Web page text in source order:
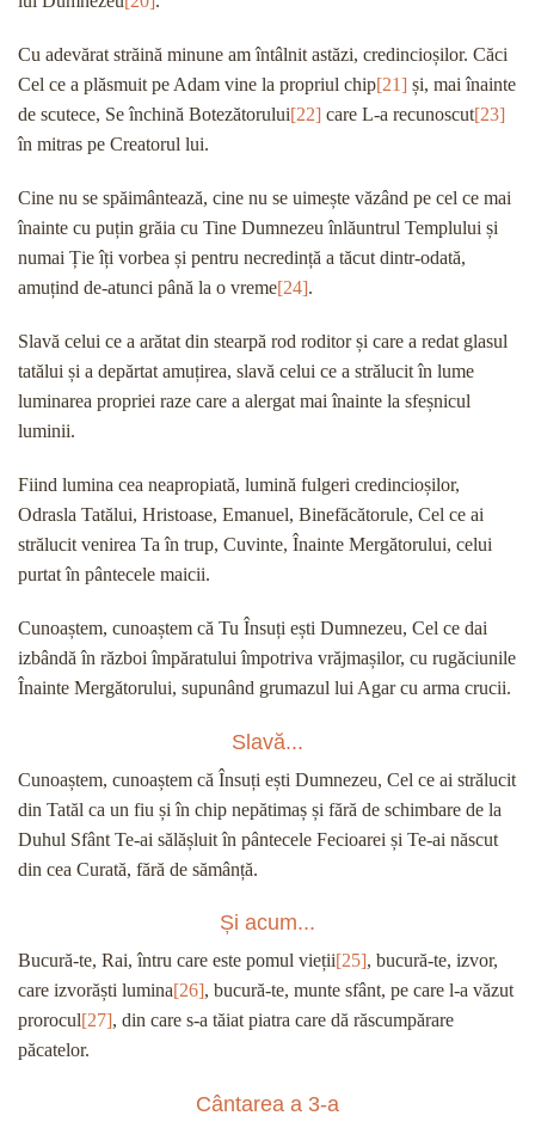
Cu adevărat străină minune am întâlnit astăzi, credincioșilor. Căci
Cel ce a plăsmuit pe Adam vine la propriul chip[21] și, mai înainte
de scutece, Se închină Botezătorului[22] care L-a recunoscut[23]
în mitras pe Creatorul lui.
Cine nu se spăimântează, cine nu se uimește văzând pe cel ce mai
înainte cu puțin grăia cu Tine Dumnezeu înlăuntrul Templului și
numai Ție îți vorbea și pentru necredință a tăcut dintr-odată,
amuțind de-atunci până la o vreme[24].
Slavă celui ce a arătat din stearpă rod roditor și care a redat glasul
tatălui și a depărtat amuțirea, slavă celui ce a strălucit în lume
luminarea propriei raze care a alergat mai înainte la sfeșnicul
luminii.
Fiind lumina cea neapropiată, lumină fulgeri credincioșilor,
Odrasla Tatălui, Hristoase, Emanuel, Binefăcătorule, Cel ce ai
strălucit venirea Ta în trup, Cuvinte, Înainte Mergătorului, celui
purtat în pântecele maicii.
Cunoaștem, cunoaștem că Tu Însuți ești Dumnezeu, Cel ce dai
izbândă în război împăratului împotriva vrăjmașilor, cu rugăciunile
Înainte Mergătorului, supunând grumazul lui Agar cu arma crucii.
Slavă...
Cunoaștem, cunoaștem că Însuți ești Dumnezeu, Cel ce ai strălucit
din Tatăl ca un fiu și în chip nepătimaș și fără de schimbare de la
Duhul Sfânt Te-ai sălășluit în pântecele Fecioarei și Te-ai născut
din cea Curată, fără de sămânță.
Și acum...
Bucură-te, Rai, întru care este pomul vieții[25], bucură-te, izvor,
care izvorăști lumina[26], bucură-te, munte sfânt, pe care l-a văzut
prorocul[27], din care s-a tăiat piatra care dă răscumpărare
păcatelor.
Cântarea a 3-a